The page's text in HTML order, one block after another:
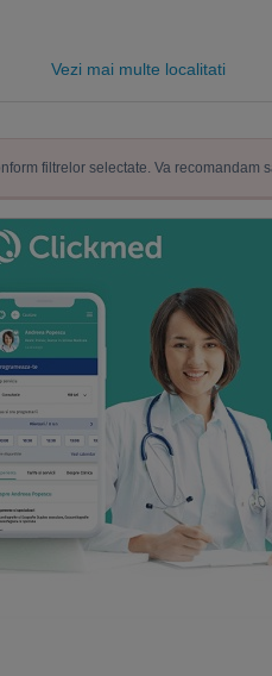
Vezi mai multe localitati
filtrelor selectate. Va recomandam